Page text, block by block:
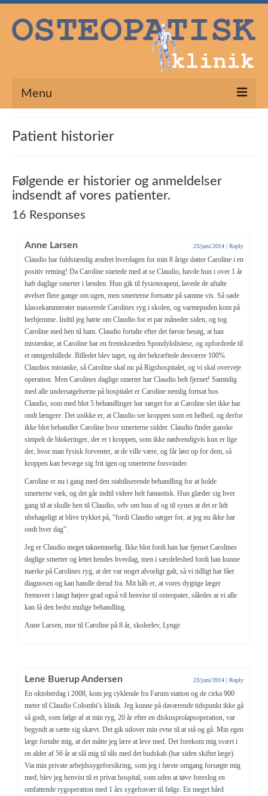
Menu
Typiske behandlinger:
teknikker
behandling
behandlingsplan
hovedpine og migræne
for børn
priser
priser
patient historier
artikel
spørgsmål/svar
om os
Osteopat Claudio Colombi
kontakt
Patient historier
Følgende er historier og anmeldelser
indsendt af vores patienter.
16 Responses
Anne Larsen 23/juni/2014 | Reply
Claudio har fuldstændig ændret hverdagen for min 8 årige datter Caroline i en
positiv retning! Da Caroline startede med at se Claudio, havde hun i over 1 år
haft daglige smerter i lænden. Hun gik til fysioterapeut, lavede de aftalte
øvelser flere gange om ugen, men smerterne fortsatte på samme vis. Så søde
klassekammerater masserede Carolines ryg i skolen, og varmepuden kom på
herhjemme. Indtil jeg hørte om Claudio for et par måneder siden, og tog
Caroline med hen til ham. Claudio fortalte efter det første besøg, at han
mistænkte, at Caroline har en fremskræden Spondylolistese, og opfordrede til
et røntgenbillede. Billedet blev taget, og det bekræftede desværre 100%
Claudios mistanke, så Caroline skal nu på Rigshospitalet, og vi skal overveje
operation. Men Carolines daglige smerter har Claudio helt fjernet! Samtidig
med alle undersøgelserne på hospitalet er Caroline nemlig fortsat hos
Claudio, som med blot 5 behandlinger har sørget for at Caroline slet ikke har
ondt længere. Det unikke er, at Claudio ser kroppen som en helhed, og derfor
ikke blot behandler Caroline hvor smerterne sidder. Claudio finder ganske
simpelt de blokeringer, der er i kroppen, som ikke nødvendigvis kun er lige
der, hvor man fysisk forventer, at de ville være, og får løst op for dem, så
kroppen kan bevæge sig frit igen og smerterne forsvinder.
Caroline er nu i gang med den stabiliserende behandling for at holde
smerterne væk, og det går indtil videre helt fantastisk. Hun glæder sig hver
gang til at skulle hen til Claudio, selv om hun af og til synes at det er lidt
ubehageligt at blive trykket på, “fordi Claudio sørger for, at jeg nu ikke har
ondt hver dag”.
Jeg er Claudio meget taknemmelig. Ikke blot fordi han har fjernet Carolines
daglige smerter og lettet hendes hverdag, men i særdeleshed fordi han kunne
mærke på Carolines ryg, at der var noget alvorligt galt, så vi tidligt har fået
diagnosen og kan handle derud fra. Mit håb er, at vores dygtige læger
fremover i langt højere grad også vil henvise til osteopater, således at vi alle
kan få den bedst mulige behandling.
Anne Larsen, mor til Caroline på 8 år, skoleelev, Lynge
Lene Buerup Andersen 23/juni/2014 | Reply
En oktoberdag i 2008, kom jeg cyklende fra Farum station og de cirka 900
meter til Claudio Colombi’s klinik. Jeg kunne på daværende tidspunkt ikke gå
så godt, som følge af at min ryg, 20 år efter en diskusprolapsoperation, var
begyndt at sætte sig skævt. Det gik udover min evne til at stå og gå. Min egen
læge fortalte mig, at det måtte jeg lære at leve med. Det forekom mig svært i
en alder af 56 år at slå mig til tåls med det budskab (har siden skiftet læge).
Via min private arbejdssygeforsikring, som jeg i første omgang forsøgte mig
med, blev jeg henvist til et privat hospital, som uden at tøve foreslog en
omfattende rygoperation med 1 års sygefravær til følge. En meget hård